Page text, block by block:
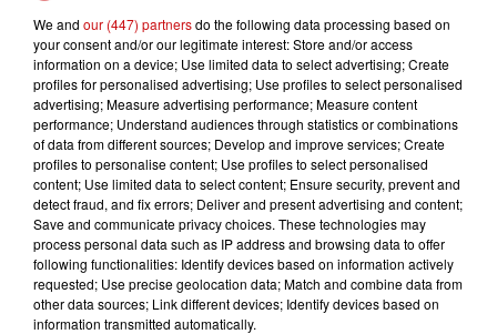
À LA UNE
DKL en direct du Casino Barrière
Blotzheim !
We and our (447) partnersdo the following data processing based on
your consent and/or our legitimate interest: Store and/or access
information on a device; Use limited data to select advertising; Create
profiles for personalised advertising; Use profiles to select personalised
advertising; Measure advertising performance; Measure content
performance; Understand audiences through statistics or combinations
of data from different sources; Develop and improve services; Create
profiles to personalise content; Use profiles to select personalised
content; Use limited data to select content; Ensure security, prevent and
detect fraud, and fix errors; Deliver and present advertising and content;
Save and communicate privacy choices. These technologies may
process personal data such as IP address and browsing data to offer
following functionalities: Identify devices based on information actively
requested; Use precise geolocation data; Match and combine data from
other data sources; Link different devices; Identify devices based on
information transmitted automatically.